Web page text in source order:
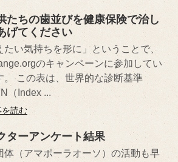
たちの歯並びを健康保険で治し
げてください
たい気持ちを形に」ということで、
のキャンペーンに参加してい
。 この表は、世界的な診断基準
（Index ...
を読む
ターアンケート結果
体（アマポーラオーソ）の活動も早